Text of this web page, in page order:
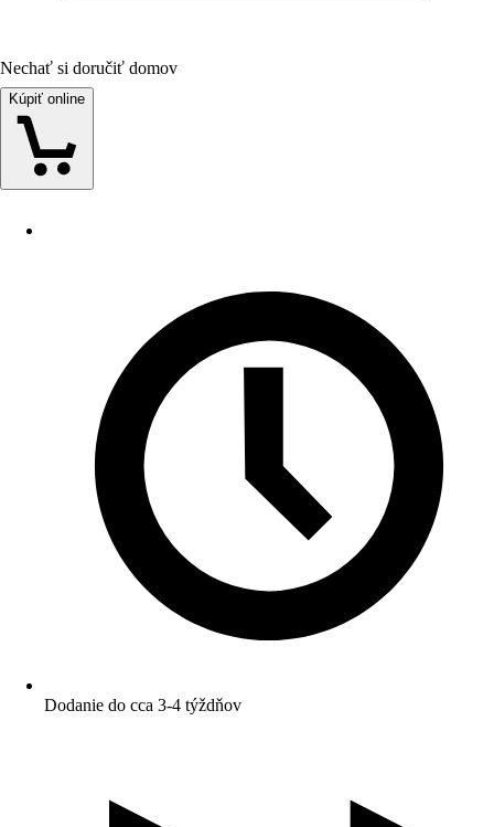
Nechať si doručiť domov
Kúpiť online
Dodanie do cca 3-4 týždňov